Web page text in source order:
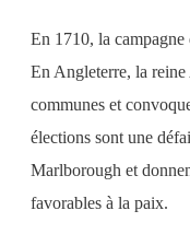
En 1710, la campagne
En Angleterre, la
communes et
élections sont une
Marlborough et
favorables à la paix.